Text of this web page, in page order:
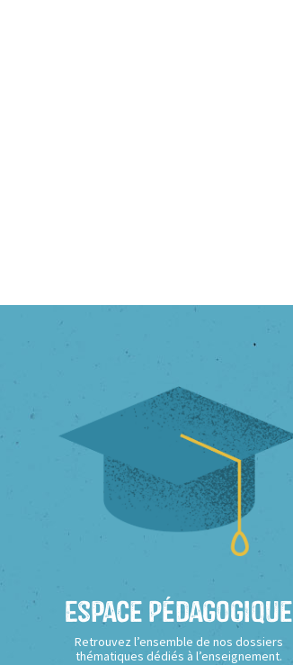
Espace Pédagogique
Retrouvez l’ensemble de nos dossiers
thématiques dédiés à l’enseignement.